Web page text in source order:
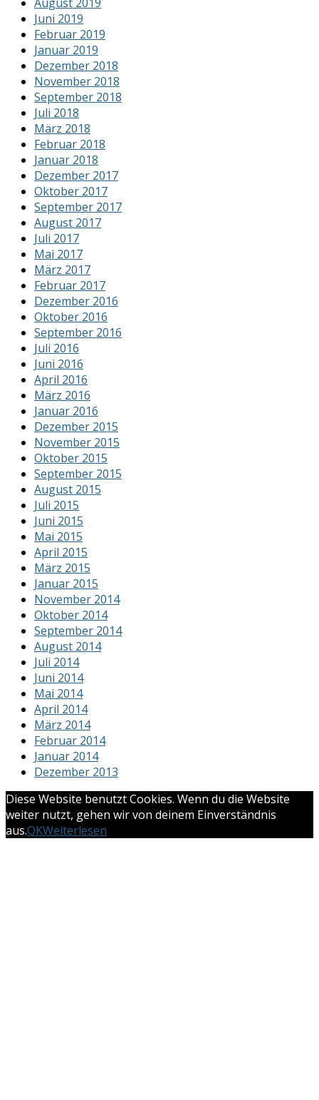
Juni 2019
Februar 2019
Januar 2019
Dezember 2018
November 2018
September 2018
Juli 2018
März 2018
Februar 2018
Januar 2018
Dezember 2017
Oktober 2017
September 2017
August 2017
Juli 2017
Mai 2017
März 2017
Februar 2017
Dezember 2016
Oktober 2016
September 2016
Juli 2016
Juni 2016
April 2016
März 2016
Januar 2016
Dezember 2015
November 2015
Oktober 2015
September 2015
August 2015
Juli 2015
Juni 2015
Mai 2015
April 2015
März 2015
Januar 2015
November 2014
Oktober 2014
September 2014
August 2014
Juli 2014
Juni 2014
Mai 2014
April 2014
März 2014
Februar 2014
Januar 2014
Dezember 2013
Diese Website benutzt Cookies. Wenn du die Website
weiter nutzt, gehen wir von deinem Einverständnis
aus.OKWeiterlesen